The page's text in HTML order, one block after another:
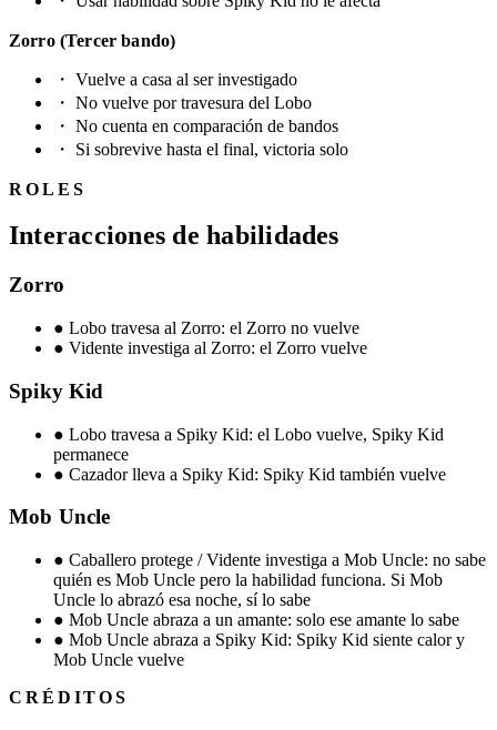
Zorro (Tercer bando)
・ Vuelve a casa al ser investigado
・ No vuelve por travesura del Lobo
・ No cuenta en comparación de bandos
・
Si sobrevive hasta el final, victoria solo
ROLES
Interacciones de habilidades
Zorro
● Lobo travesa al Zorro: el Zorro no vuelve
● Vidente investiga al Zorro: el Zorro vuelve
Spiky Kid
● Lobo travesa a Spiky Kid: el Lobo vuelve, Spiky Kid
permanece
● Cazador lleva a Spiky Kid: Spiky Kid también vuelve
Mob Uncle
● Caballero protege / Vidente investiga a Mob Uncle: no sabe
quién es Mob Uncle pero la habilidad funciona. Si Mob
Uncle lo abrazó esa noche, sí lo sabe
● Mob Uncle abraza a un amante: solo ese amante lo sabe
● Mob Uncle abraza a Spiky Kid: Spiky Kid siente calor y
Mob Uncle vuelve
CRÉDITOS